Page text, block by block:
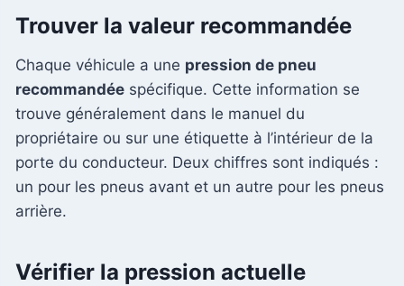
Trouver la valeur recommandée
Chaque véhicule a une pression de pneu
recommandée spécifique. Cette information se
trouve généralement dans le manuel du
propriétaire ou sur une étiquette à l’intérieur de la
porte du conducteur. Deux chiffres sont indiqués :
un pour les pneus avant et un autre pour les pneus
arrière.
Vérifier la pression actuelle